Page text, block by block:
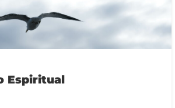
Espiritual